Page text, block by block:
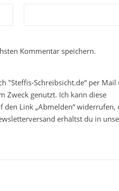
Kommentar speichern.
"Steffis-Schreibsicht.de“ per Mail
Zweck genutzt. Ich kann diese
Link „Abmelden“ widerrufen,
erhältst du in